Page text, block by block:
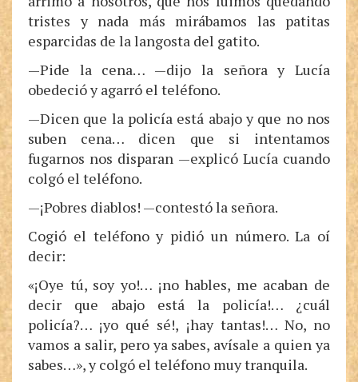
tristes y nada más mirábamos las patitas
esparcidas de la langosta del gatito.
—Pide la cena… —dijo la señora y Lucía
obedeció y agarró el teléfono.
—Dicen que la policía está abajo y que no nos
suben cena… dicen que si intentamos
fugarnos nos disparan —explicó Lucía cuando
colgó el teléfono.
—¡Pobres diablos! —contestó la señora.
Cogió el teléfono y pidió un número. La oí
decir:
«¡Oye tú, soy yo!… ¡no hables, me acaban de
decir que abajo está la policía!… ¿cuál
policía?… ¡yo qué sé!, ¡hay tantas!… No, no
vamos a salir, pero ya sabes, avísale a quien ya
sabes…», y colgó el teléfono muy tranquila.